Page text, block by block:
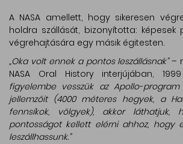
A NASA amellett, hogy sikeresen
holdra szállását, bizonyította: képesek
végrehajtására egy másik égitesten.
„Oka volt ennek a pontos leszállásnak”–
NASA Oral History interjújában,
figyelembe vesszük az Apollo-
jellemzőit (4000 méteres hegyek, a
fennsíkok, völgyek), akkor
pontosságot kellett elérni ahhoz, hogy
leszállhassunk.”